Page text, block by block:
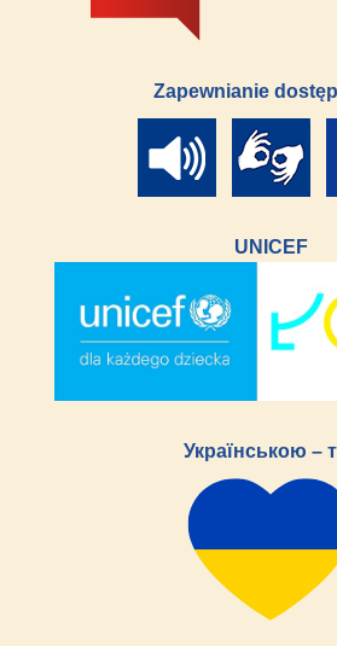
Zapewnianie
UNICEF
Українською –